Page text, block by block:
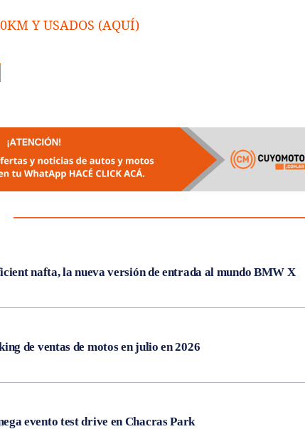
Y USADOS (AQUÍ)
nafta, la nueva versión de entrada al mundo BMW X
de ventas de motos en julio en 2026
evento test drive en Chacras Park